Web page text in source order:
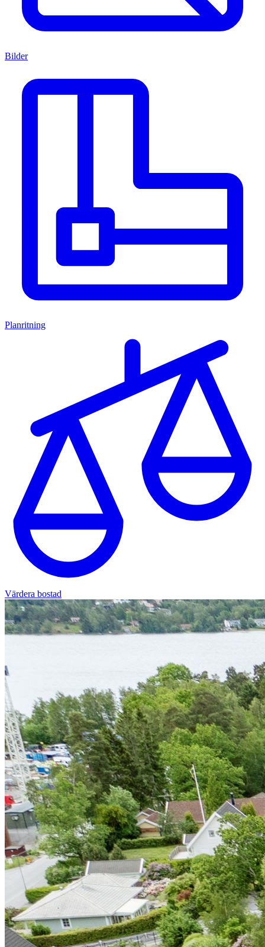
Bilder
Planritning
Värdera bostad